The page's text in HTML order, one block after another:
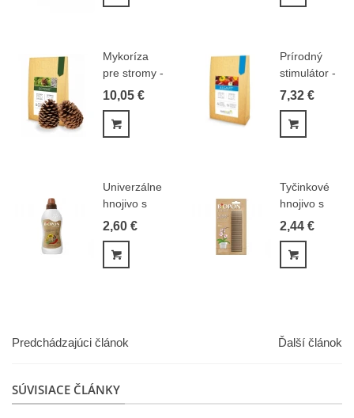
Mykoríza
pre stromy -
Ectovit -...
10,05 €
Pridať do košíka
Prírodný
stimulátor -
Algavit -...
7,32 €
Univerzálne
hnojivo s
vermikompostom...
2,60 €
Tyčinkové
hnojivo s
2,44 €
Predchádzajúci článok Ďalší článok
SÚVISIACE ČLÁNKY